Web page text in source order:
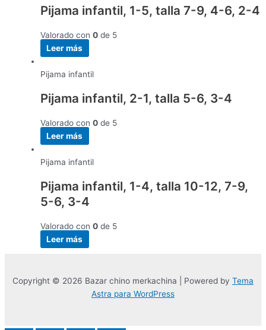
Pijama infantil, 1-5, talla 7-9, 4-6, 2-4
Valorado con 0 de 5
Leer más
Pijama infantil
Pijama infantil, 2-1, talla 5-6, 3-4
Valorado con 0 de 5
Leer más
Pijama infantil
Pijama infantil, 1-4, talla 10-12, 7-9,
5-6, 3-4
Valorado con 0 de 5
Leer más
Copyright © 2026 Bazar chino merkachina | Powered by Tema
Astra para WordPress